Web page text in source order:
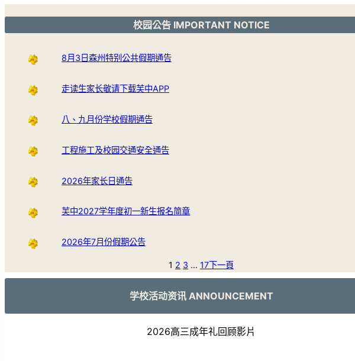
校园公告 IMPORTANT NOTICE
8月3日森州特别公共假期通告
走读生家长敬请下载芙中APP
八、九月份学校假期通告
工程施工及校园交通安全通告
2026年家长日通告
芙中2027学年度初一新生报名简章
2026年7月份假期公告
1 2 3 … 17下一頁
学校活动资讯 ANNOUNCEMENT
2026高三成年礼回顾影片